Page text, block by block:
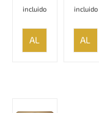
incluido
AL
CARRITO
incluido
AL
CARRITO